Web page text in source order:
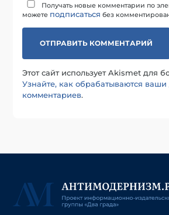
Получать новые комментарии по
можете подписаться без
Этот сайт использует Akismet для
Узнайте, как обрабатываются
комментариев.